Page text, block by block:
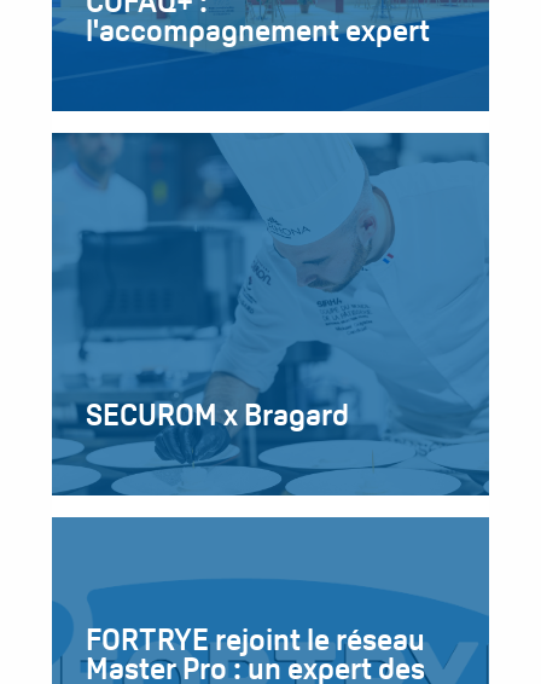
l'accompagnement expert
SECUROM x Bragard
FORTRYE rejoint le réseau
Master Pro : un expert des